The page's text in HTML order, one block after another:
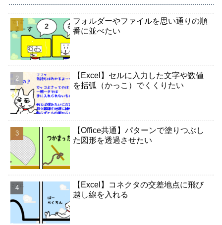
フォルダーやファイルを思い通りの順
番に並べたい
【Excel】セルに入力した文字や数値
を括弧（かっこ）でくくりたい
【Office共通】パターンで塗りつぶし
た図形を透過させたい
【Excel】コネクタの交差地点に飛び
越し線を入れる